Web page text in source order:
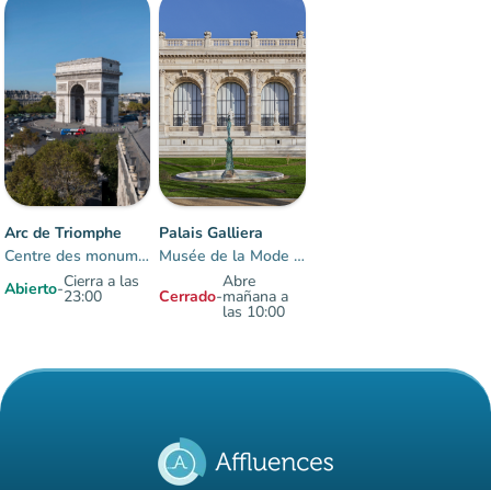
Arc de Triomphe
Centre des monuments nationaux
Abierto-Cierra a las
23:00
Palais Galliera
Musée de la Mode de Paris
Cerrado-
Abre
mañana a
las 10:00